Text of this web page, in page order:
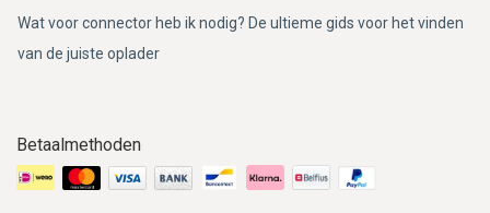
Wat voor connector heb ik nodig? De ultieme gids voor het vinden
van de juiste oplader
Betaalmethoden